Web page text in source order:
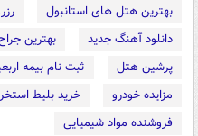
بهترین هتل های استانبول
دانلود آهنگ جدید
بهترین
پرشین هتل
ثبت نام بیمه
مزایده خودرو
خرید بلیط استخر
فروشنده مواد شیمیایی